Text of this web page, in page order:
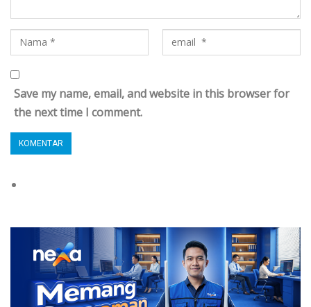
Save my name, email, and website in this browser for
the next time I comment.